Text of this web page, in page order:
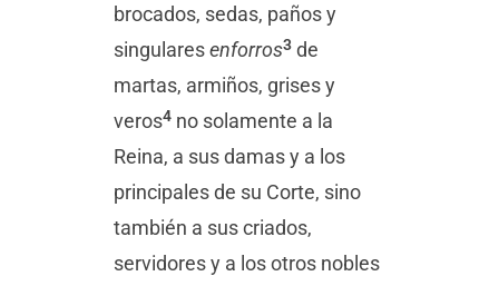
brocados, sedas, paños y
singularesenforros3de
martas, armiños, grises y
veros4no solamente a la
Reina, a sus damas y a los
principales de su Corte, sino
también a sus criados,
servidores y a los otros nobles